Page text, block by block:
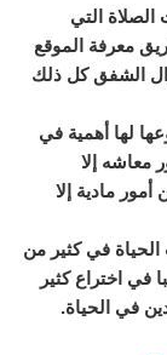
التي
معرفة الموقع
الشفق كل ذلك
لها أهمية في
معاشه إلا
مادية إلا
في كثير من
في اختراع كثير
في الحياة.